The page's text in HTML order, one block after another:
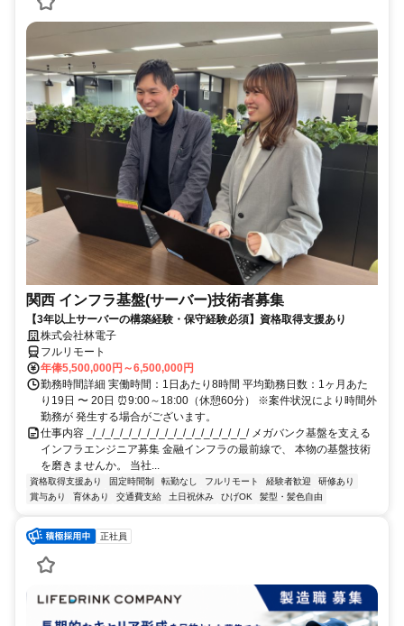
関西 インフラ基盤(サーバー)技術者募集
【3年以上サーバーの構築経験・保守経験必須】資格取得支援あり
株式会社林電子
フルリモート
年俸5,500,000円～6,500,000円
勤務時間詳細 実働時間：1日あたり8時間 平均勤務日数：1ヶ月あた
り19日 〜 20日 ⏰9:00～18:00（休憩60分） ※案件状況により時間外
勤務が 発生する場合がございます。
仕事内容 _/_/_/_/_/_/_/_/_/_/_/_/_/_/_/_/_/_/ メガバンク基盤を支える
インフラエンジニア募集 金融インフラの最前線で、 本物の基盤技術
を磨きませんか。 当社...
資格取得支援あり 固定時間制 転勤なし フルリモート 経験者歓迎
研修あり
賞与あり
育休あり 交通費支給 土日祝休み ひげOK 髪型・髪色自由
正社員